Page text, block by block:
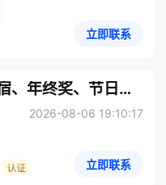
立即联系
销售经理（五险、提供食宿、年终奖、节日福利）
2026-08-06 19:10:17
立即联系